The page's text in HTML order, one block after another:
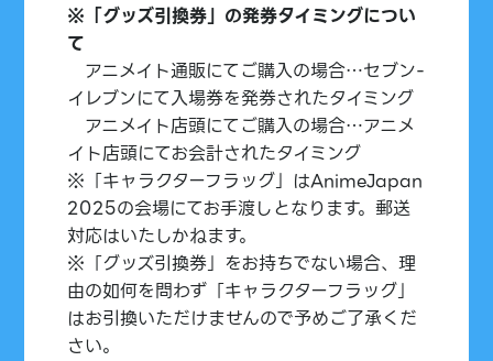
※「グッズ引換券」の発券タイミングについ
て
アニメイト通販にてご購入の場合…セブン-
イレブンにて入場券を発券されたタイミング
アニメイト店頭にてご購入の場合…アニメ
イト店頭にてお会計されたタイミング
※「キャラクターフラッグ」はAnimeJapan
2025の会場にてお手渡しとなります。郵送
対応はいたしかねます。
※「グッズ引換券」をお持ちでない場合、理
由の如何を問わず「キャラクターフラッグ」
はお引換いただけませんので予めご了承くだ
さい。